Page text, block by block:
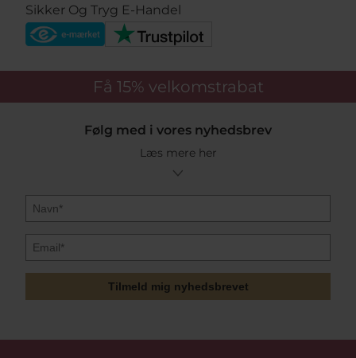
Sikker Og Tryg E-Handel
Få 15% velkomstrabat
Følg med i vores nyhedsbrev
Læs mere her
Tilmeld mig nyhedsbrevet